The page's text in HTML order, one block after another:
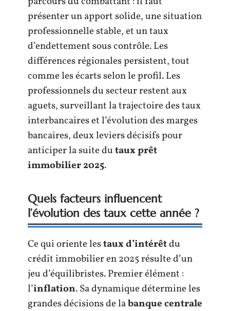
présenter un apport solide, une situation
professionnelle stable, et un taux
d’endettement sous contrôle. Les
différences régionales persistent, tout
comme les écarts selon le profil. Les
professionnels du secteur restent aux
aguets, surveillant la trajectoire des taux
interbancaires et l’évolution des marges
bancaires, deux leviers décisifs pour
anticiper la suite dutaux prêt
immobilier 2025.
Quels facteurs influencent
l’évolution des taux cette année ?
Ce qui oriente lestaux d’intérêtdu
crédit immobilier en 2025 résulte d’un
jeu d’équilibristes. Premier élément :
l’inflation. Sa dynamique détermine les
grandes décisions de labanque centrale